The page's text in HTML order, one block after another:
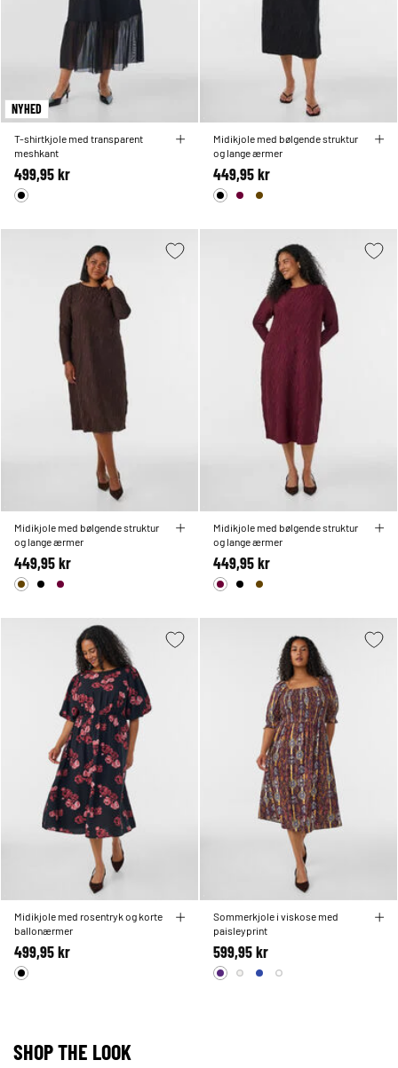
NYHED
T-shirtkjole med transparent
meshkant
499,95 kr
Midikjole med bølgende struktur
og lange ærmer
449,95 kr
Midikjole med bølgende struktur
og lange ærmer
449,95 kr
Midikjole med bølgende struktur
og lange ærmer
449,95 kr
Midikjole med rosentryk og korte
ballonærmer
499,95 kr
Sommerkjole i viskose med
paisleyprint
599,95 kr
SHOP THE LOOK